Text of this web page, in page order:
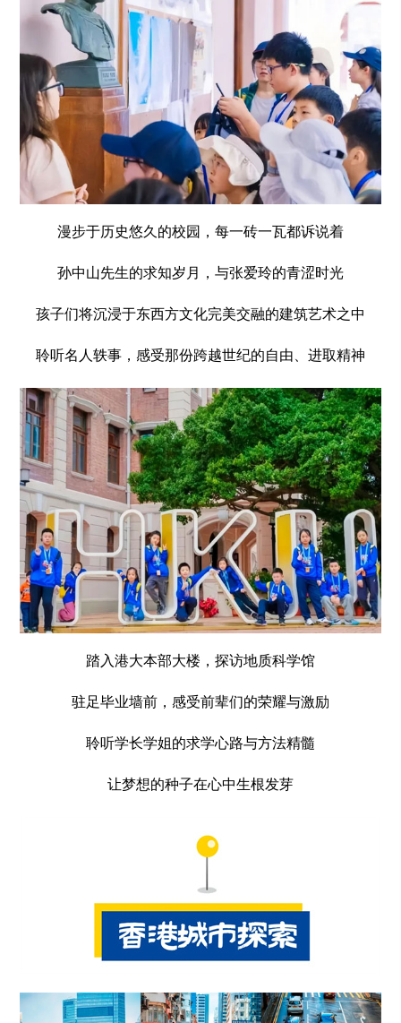
漫步于历史悠久的校园，每一砖一瓦都诉说着
孙中山先生的求知岁月，与张爱玲的青涩时光
孩子们将沉浸于东西方文化完美交融的建筑艺术之中
聆听名人轶事，感受那份跨越世纪的自由、进取精神
踏入港大本部大楼，探访地质科学馆
驻足毕业墙前，感受前辈们的荣耀与激励
聆听学长学姐的求学心路与方法精髓
让梦想的种子在心中生根发芽